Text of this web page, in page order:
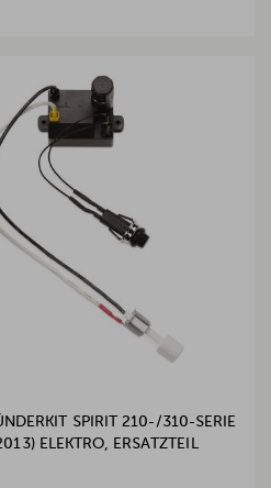
SPIRIT 210-/310-SERIE
ELEKTRO, ERSATZTEIL